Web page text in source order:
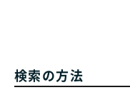
検索の方法